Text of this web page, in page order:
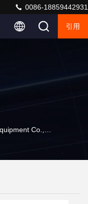
0086-18859442931
引用